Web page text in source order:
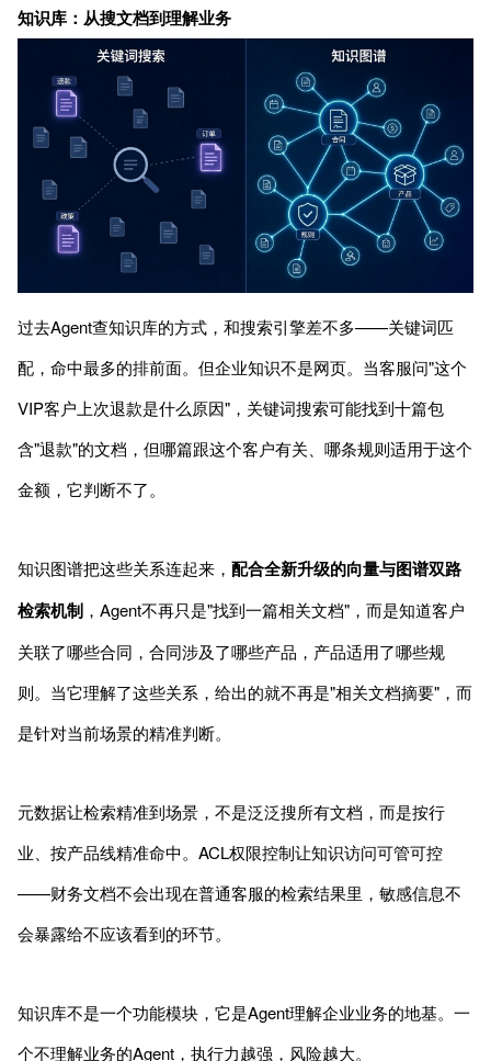
知识库：从搜文档到理解业务
过去Agent查知识库的方式，和搜索引擎差不多——关键词匹
配，命中最多的排前面。但企业知识不是网页。当客服问"这个
VIP客户上次退款是什么原因"，关键词搜索可能找到十篇包
含"退款"的文档，但哪篇跟这个客户有关、哪条规则适用于这个
金额，它判断不了。
知识图谱把这些关系连起来， 配合全新升级的向量与图谱双路
检索机制 ，Agent不再只是"找到一篇相关文档"，而是知道客户
关联了哪些合同，合同涉及了哪些产品，产品适用了哪些规
则。当它理解了这些关系，给出的就不再是"相关文档摘要"，而
是针对当前场景的精准判断。
元数据让检索精准到场景，不是泛泛搜所有文档，而是按行
业、按产品线精准命中。ACL权限控制让知识访问可管可控
——财务文档不会出现在普通客服的检索结果里，敏感信息不
会暴露给不应该看到的环节。
知识库不是一个功能模块，它是Agent理解企业业务的地基。一
个不理解业务的Agent，执行力越强，风险越大。